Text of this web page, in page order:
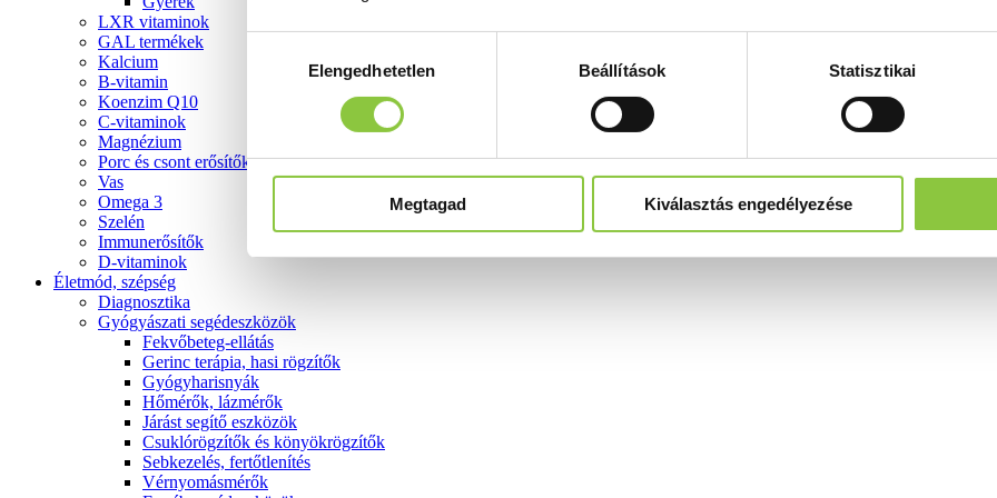
kiválasztásaElengedhetetlen Beállítások Statisztikai
Megtagad Kiválasztás engedélyezése
LXR vitaminok
GAL termékek
Kalcium
B-vitamin
Koenzim Q10
C-vitaminok
Magnézium
Porc és csont erősítők
Vas
Omega 3
Szelén
Immunerősítők
D-vitaminok
Életmód, szépség
Diagnosztika
Gyógyászati segédeszközök
Fekvőbeteg-ellátás
Gerinc terápia, hasi rögzítők
Gyógyharisnyák
Hőmérők, lázmérők
Járást segítő eszközök
Csuklórögzítők és könyökrögzítők
Sebkezelés, fertőtlenítés
Vérnyomásmérők